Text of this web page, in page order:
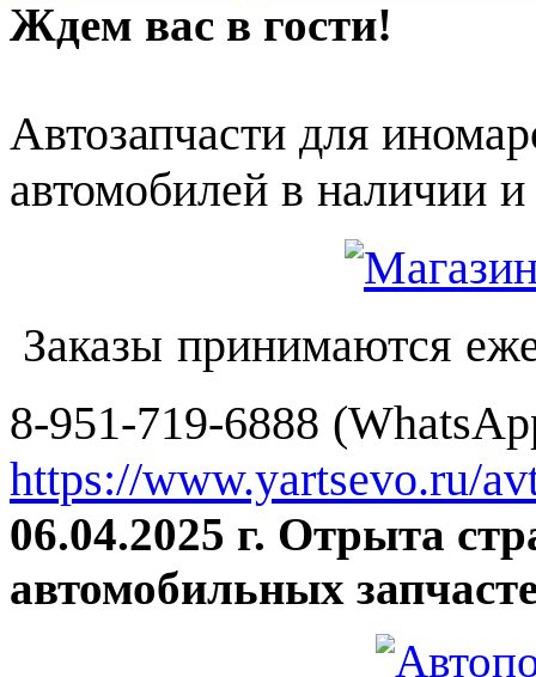
Ждем вас в гости!
Автозапчасти для
автомобилей в наличии и
Заказы принимаются
8-951-719-6888
https://www.yartsevo.ru/
06.04.2025 г. Отрыта
автомобильных